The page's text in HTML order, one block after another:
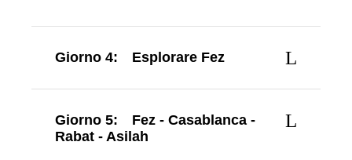
Giorno 4: Esplorare Fez
Giorno 5:
Fez - Casablanca -
Rabat - Asilah